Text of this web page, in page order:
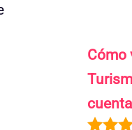
Cómo
cuenta